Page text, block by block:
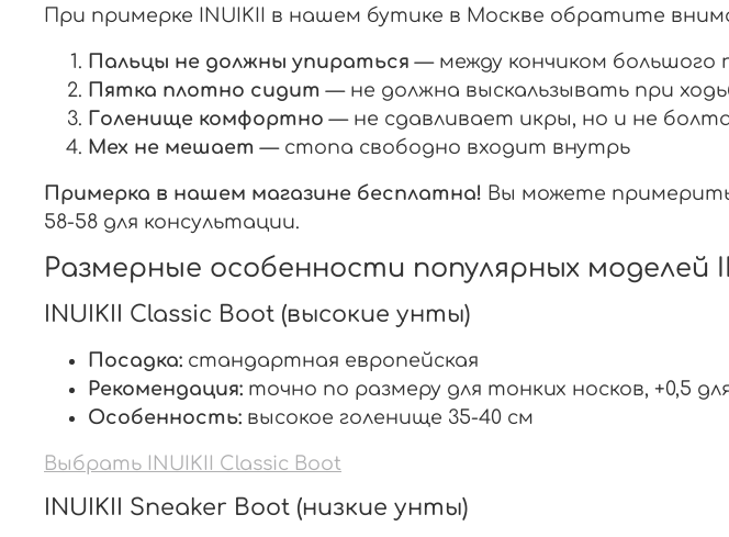
При примерке INUIKII в нашем бутике в Москве обратите
Пальцы не должны упираться — между кончиком большого
Пятка плотно сидит — не должна выскальзывать при
Голенище комфортно — не сдавливает икры, но и не
Мех не мешает — стопа свободно входит внутрь
Примерка в нашем магазине бесплатна! Вы можете примерить
58-58 для консультации.
Размерные особенности популярных моделей
INUIKII Classic Boot (высокие унты)
Посадка: стандартная европейская
Рекомендация: точно по размеру для тонких носков, +0,5
Особенность: высокое голенище 35-40 см
Выбрать INUIKII Classic Boot
INUIKII Sneaker Boot (низкие унты)